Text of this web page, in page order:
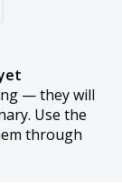
— they will
Use the
through